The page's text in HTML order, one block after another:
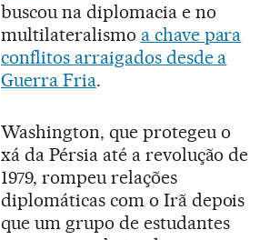
buscou na diplomacia e no
multilateralismo a chave para
conflitos arraigados desde a
Guerra Fria.
Washington, que protegeu o
xá da Pérsia até a revolução de
1979, rompeu relações
diplomáticas com o Irã depois
que um grupo de estudantes